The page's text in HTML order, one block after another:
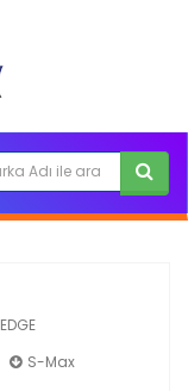
EDGE
S-Max